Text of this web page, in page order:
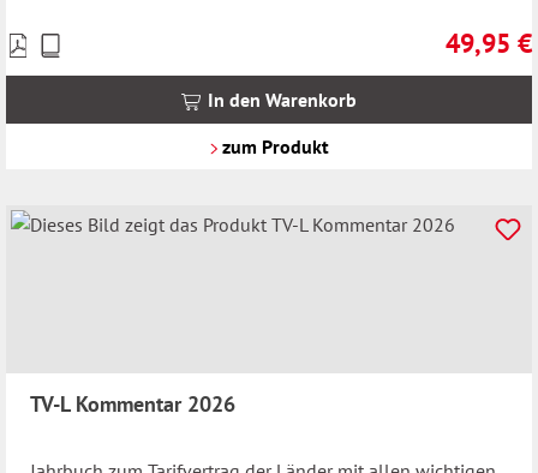
49,95 €
Preise
inkl.
In den Warenkorb
zum Produkt
TV-L Kommentar 2026